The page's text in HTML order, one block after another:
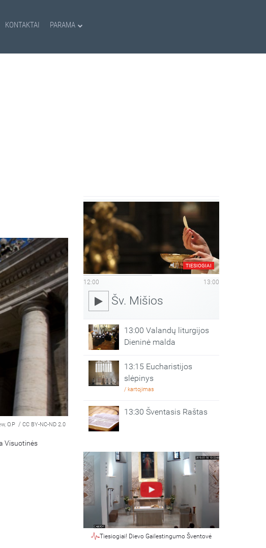
KONTAKTAI PARAMA
O.P / CC BY-NC-ND 2.0
Visuotinės
TIESIOGIAI
12:00 13:00
Šv. Mišios
13:00 Valandų liturgijos
Dieninė malda
13:15 Eucharistijos
slėpinys
/ kartojimas
13:30 Šventasis Raštas
Tiesiogiai! Dievo Gailestingumo Šventovė